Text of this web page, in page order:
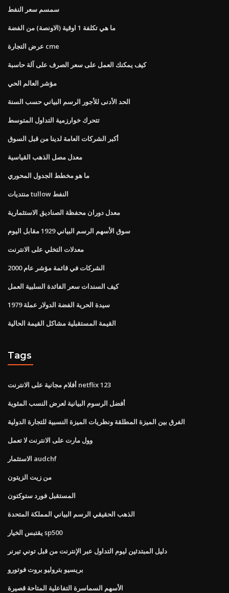
سمسم سعر النفط
ما هي تكلفة 1 اوقية (الاونصة) من الفضة
عرض التجارة cme
كيف يمكنك العمل على سعر الصرف على آلة حاسبة
مؤشر العالم الحي
الحد الأدنى للأجور الرسم البياني حسب السنة
تتحرك خوارزمية التداول المتوسط
أكبر الشركات العامة لدينا من قبل السوق
معدل مصل الذهب القياسية
ما هو مخطط الجدول المحوري
منتديات tullow النفط
معدل دوران محفظة الصناديق الاستثمارية
سوق الأسهم الرسم البياني 1929 مقابل اليوم
معدلات التخلي على الانترنت
الشركات في قائمة مؤشر عام 2000
كيف السندات سعر الفائدة السلبية العمل
1979 سيدة الحرية الفضة الدولار عملة
القيمة المستقبلية مشاكل القيمة الحالية
Tags
أفلام مجانية على الانترنت netflix 123
أفضل الرسوم البيانية لعرض النسب المئوية
الفرق بين الميزة المطلقة ونظريات الميزة النسبية للتجارة الدولية
وول مارت على الانترنت لا تعمل
الاستثمار audchf
من زيت الزيتون
المستقبل فورد ستوكتون
الذهب الحقيقي الرسم البياني المملكة المتحدة
يقتبس الخيار sp500
دليل المبتدئين ليوم التداول عبر الإنترنت من قبل توني تيرنر
بريسيو بتروليو بروت فوتورو
الأسهم السماسرة التفاعلية المتاحة قصيرة